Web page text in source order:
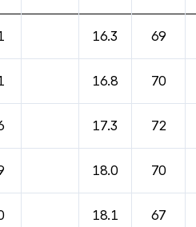
16.3 69
16.8 70
17.3 72
18.0 70
18.1 67